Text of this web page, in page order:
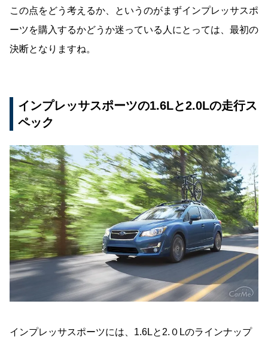
この点をどう考えるか、というのがまずインプレッサスポ
ーツを購入するかどうか迷っている人にとっては、最初の
決断となりますね。
インプレッサスポーツの1.6Lと2.0Lの走行ス
ペック
インプレッサスポーツには、1.6Lと2.０Lのラインナップ